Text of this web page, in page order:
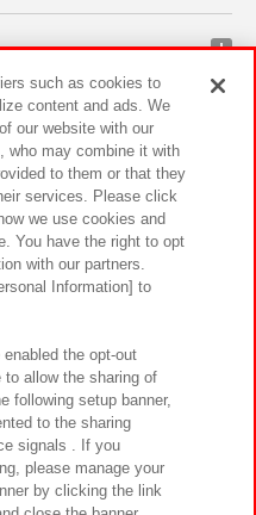
ィ サイトポリシー
セシビリティ方針と検証結果
よくあるご質問・お問い合わせ
such as cookies to
content and ads. We
our website with our
who may combine it with
to them or that they
services. Please click
we use cookies and
You have the right to opt
with our partners.
Information] to
the opt-out
allow the sharing of
following setup banner,
to the sharing
signals . If you
please manage your
by clicking the link